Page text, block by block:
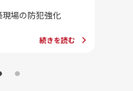
場の防犯強化
続きを読む